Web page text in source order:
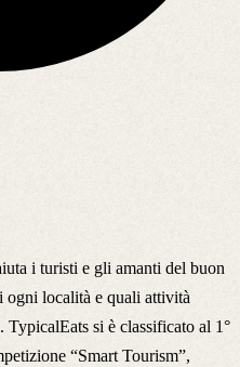
i turisti e gli amanti del buon
località e quali attività
si è classificato al 1°
“Smart Tourism”,